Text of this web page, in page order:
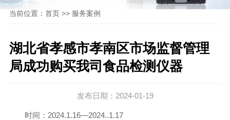
当前位置： 首页>> 服务案例
湖北省孝感市孝南区市场监督管理
局成功购买我司食品检测仪器
发布日期：2024-01-19
时间：2024.1.16—2024..1.17